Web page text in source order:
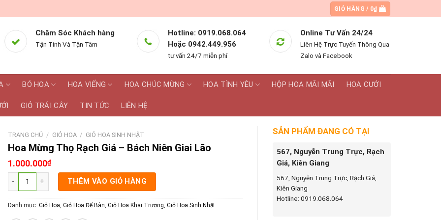
GIỎ HÀNG / 0₫
Chăm Sóc Khách hàng
Tận Tình Và Tận Tâm
Hotline: 0919.068.064
Hoặc 0942.449.956
tư vấn 24/7 miễn phí
Online Tư Vấn 24/24
Liên Hệ Trực Tuyến Thông Qua
Zalo và Facebook
BÓ HOA HOA VIẾNG HOA CHÚC MỪNG HOA TÌNH YÊU HỘP HOA MÃI MÃI HOA CƯỚI
GIỎ TRÁI CÂY TIN TỨC LIÊN HỆ
SẢN PHẨM ĐANG CÓ TẠI
567, Nguyễn Trung Trực, Rạch
Giá, Kiên Giang
567, Nguyễn Trung Trực, Rạch Giá,
Kiên Giang
Hotline: 0919.068.064
TRANG CHỦ / GIỎ HOA / GIỎ HOA SINH NHẬT
Hoa Mừng Thọ Rạch Giá – Bách Niên Giai Lão
1.000.000₫
Hoa Mừng Thọ Rạch Giá - Bách Niên Giai Lão số lượng
THÊM VÀO GIỎ HÀNG
Danh mục:Giỏ Hoa,Giỏ Hoa Để Bàn,Giỏ Hoa Khai Trương,Giỏ Hoa Sinh Nhật